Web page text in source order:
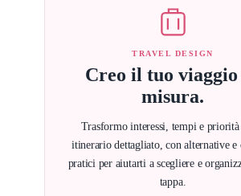
TRAVEL DESIGN
Creo il tuo viaggio
misura.
Trasformo interessi, tempi e
itinerario dettagliato, con alternative e
pratici per aiutarti a scegliere e
tappa.